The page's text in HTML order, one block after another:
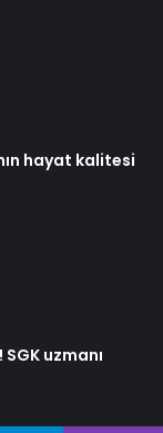
hayat kalitesi
uzmanı